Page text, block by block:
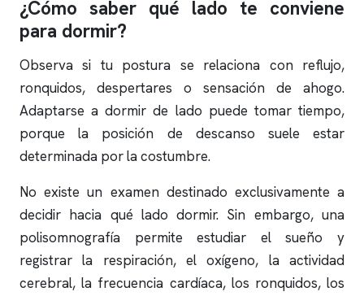
¿Cómo saber qué lado te conviene
para dormir?
Observa si tu postura se relaciona con reflujo,
ronquidos, despertares o sensación de ahogo.
Adaptarse a dormir de lado puede tomar tiempo,
porque la posición de descanso suele estar
determinada por la costumbre.
No existe un examen destinado exclusivamente a
decidir hacia qué lado dormir. Sin embargo, una
polisomnografía permite estudiar el sueño y
registrar la respiración, el oxígeno, la actividad
cerebral, la frecuencia cardíaca, los ronquidos, los